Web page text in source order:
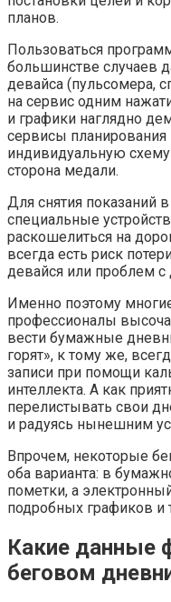
планов.
Пользоваться
большинстве случаев
девайса (пульсомера,
на сервис одним
и графики наглядно
сервисы
индивидуальную схему
сторона медали.
Для снятия показаний
специальные
раскошелиться на
всегда есть риск
девайся или проблем с
Именно поэтому
профессионалы
вести бумажные
горят», к тому же,
записи при помощи
интеллекта. А как
перелистывать свои
и радуясь нынешним
Впрочем, некоторые
оба варианта: в
пометки, а
подробных графиков и
Какие данные
беговом